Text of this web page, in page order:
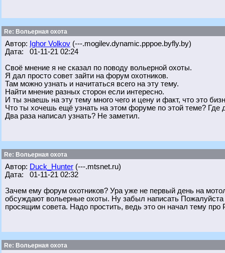
Re: Вольерная охота
Автор: Ighor Volkov (---.mogilev.dynamic.pppoe.byfly.by)
Дата: 01-11-21 02:24
Своё мнение я не сказал по поводу вольерной охоты.
Я дал просто совет зайти на форум охотников.
Там можно узнать и начитаться всего на эту тему.
Найти мнение разных сторон если интересно.
И ты знаешь на эту тему много чего и цену и факт, что это
Что ты хочешь ещё узнать на этом форуме по этой теме? Где
Два раза написал узнать? Не заметил.
Re: Вольерная охота
Автор: Duck_Hunter (---.mtsnet.ru)
Дата: 01-11-21 02:32
Зачем ему форум охотников? Ура уже не первый день на
обсуждают вольерные охоты. Ну забыл написать
просящим совета. Надо простить, ведь это он начал тему про
Re: Вольерная охота